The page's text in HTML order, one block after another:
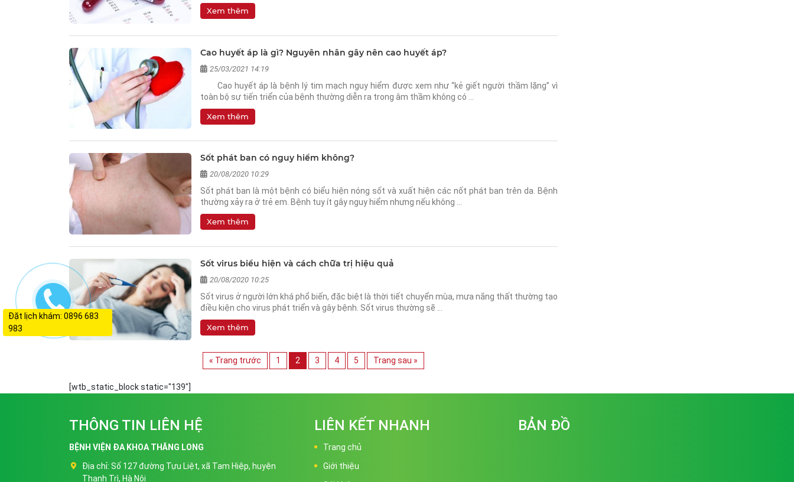
Xem thêm
Cao huyết áp là gì? Nguyên nhân gây nên cao huyết áp?
25/03/2021 14:19
Cao huyết áp là bệnh lý tim mạch nguy hiểm được xem như “kẻ giết người thầm lặng” vì
toàn bộ sự tiến triển của bệnh thường diễn ra trong âm thầm không có …
Xem thêm
Sốt phát ban có nguy hiểm không?
20/08/2020 10:29
Sốt phát ban là một bệnh có biểu hiện nóng sốt và xuất hiện các nốt phát ban trên da. Bệnh
thường xảy ra ở trẻ em. Bệnh tuy ít gây nguy hiểm nhưng nếu không …
Xem thêm
Sốt virus biểu hiện và cách chữa trị hiệu quả
20/08/2020 10:25
Sốt virus ở người lớn khá phổ biến, đặc biệt là thời tiết chuyển mùa, mưa nắng thất thường tạo
điều kiện cho virus phát triển và gây bệnh. Sốt virus thường sẽ …
Xem thêm
« Trang trước 1 2 3 4 5 Trang sau »
[wtb_static_block static="139"]
THÔNG TIN LIÊN HỆ
BỆNH VIỆN ĐA KHOA THĂNG LONG
Địa chỉ: Số 127 đường Tựu Liệt, xã Tam Hiệp, huyện
Thanh Trì, Hà Nội
LIÊN KẾT NHANH
Trang chủ
Giới thiệu
BẢN ĐỒ
Đặt lịch khám: 0896 683
983